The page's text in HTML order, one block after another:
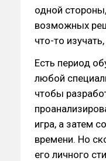
одной
возможных
что-то
Есть период
любой
чтобы
игра, а затем
времени. Но
его личного